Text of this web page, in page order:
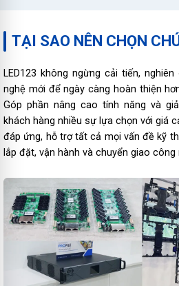
TẠI SAO NÊN CHỌN
LED123 không ngừng cải tiến,
nghệ mới để ngày càng hoàn thiện
Góp phần nâng cao tính năng và
khách hàng nhiều sự lựa chọn với giá
đáp ứng, hỗ trợ tất cả mọi vấn đề kỹ
lắp đặt, vận hành và chuyển giao công